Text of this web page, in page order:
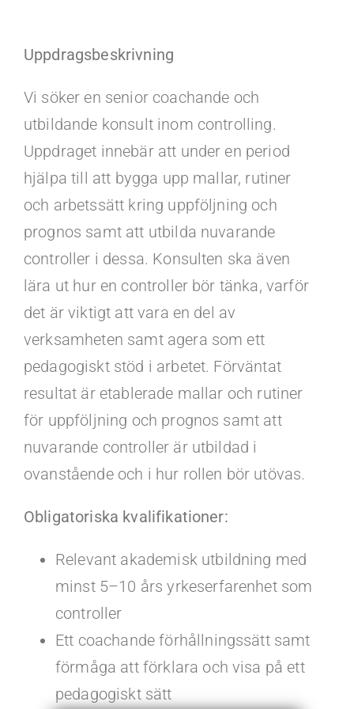
Faq
Portal
Uppdragsbeskrivning
Vi söker en senior coachande och
utbildande konsult inom controlling.
Uppdraget innebär att under en period
hjälpa till att bygga upp mallar, rutiner
och arbetssätt kring uppföljning och
prognos samt att utbilda nuvarande
controller i dessa. Konsulten ska även
lära ut hur en controller bör tänka, varför
det är viktigt att vara en del av
verksamheten samt agera som ett
pedagogiskt stöd i arbetet. Förväntat
resultat är etablerade mallar och rutiner
för uppföljning och prognos samt att
nuvarande controller är utbildad i
ovanstående och i hur rollen bör utövas.
Obligatoriska kvalifikationer:
Relevant akademisk utbildning med
minst 5–10 års yrkeserfarenhet som
controller
Ett coachande förhållningssätt samt
förmåga att förklara och visa på ett
pedagogiskt sätt